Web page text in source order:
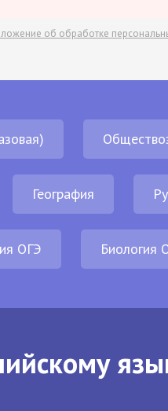
об обработке
География
ОГЭ Биология